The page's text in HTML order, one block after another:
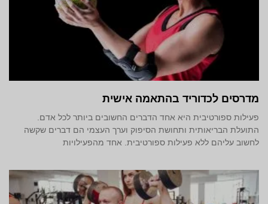
מדרסים לכדוריד בהתאמה אישית
פעילות ספורטיבית היא אחד הדברים החשובים ביותר לכל אדם.
התועלת הבריאותית ותחושת הסיפוק וערך העצמי הם דברים שקשה
לחשוב עליהם ללא פעילות ספורטיבית. אחד מהפעילויות